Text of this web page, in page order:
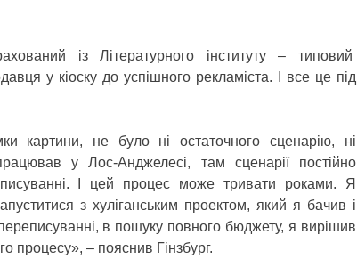
із Літературного інституту – типовий
у кіоску до успішного рекламіста. І все це під
картини, не було ні остаточного сценарію, ні
у Лос-Анджелесі, там сценарії постійно
І цей процес може тривати роками. Я
з хуліганським проектом, який я бачив і
в пошуку повного бюджету, я вирішив
процесу», – пояснив Гінзбург.